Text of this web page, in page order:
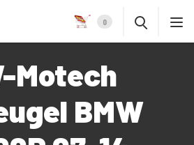
0
Motech
BMW